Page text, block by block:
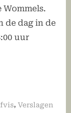
de dag in de
uur
,Verslagen